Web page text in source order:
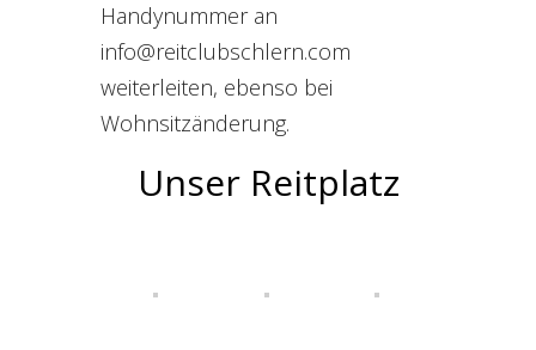
Handynummer an
info@reitclubschlern.com
weiterleiten, ebenso bei
Wohnsitzänderung.
Unser Reitplatz